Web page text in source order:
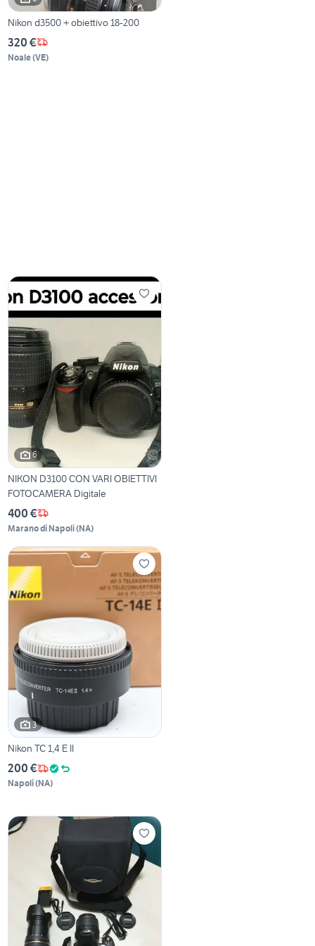
Nikon d3500 + obiettivo 18-200
320 €
Noale(VE)
6
NIKON D3100 CON VARI OBIETTIVI
FOTOCAMERA Digitale
400 €
Marano di Napoli(NA)
3
Nikon TC 1,4 E II
200 €
Napoli(NA)